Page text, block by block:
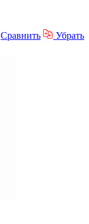
Сравнить
Убрать